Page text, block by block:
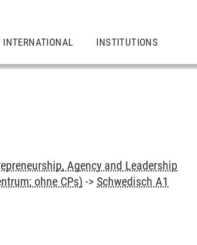
INTERNATIONAL INSTITUTIONS
Agency and Leadership
ohne CPs) -> Schwedisch A1